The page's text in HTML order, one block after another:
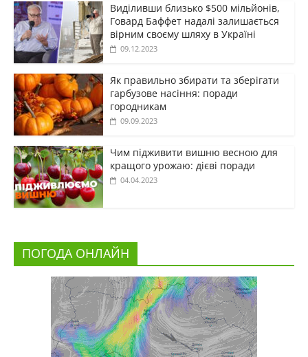
Виділивши близько $500 мільйонів,
Говард Баффет надалі залишається
вірним своєму шляху в Україні
09.12.2023
Як правильно збирати та зберігати
гарбузове насіння: поради
городникам
09.09.2023
Чим підживити вишню весною для
кращого урожаю: дієві поради
04.04.2023
ПОГОДА ОНЛАЙН